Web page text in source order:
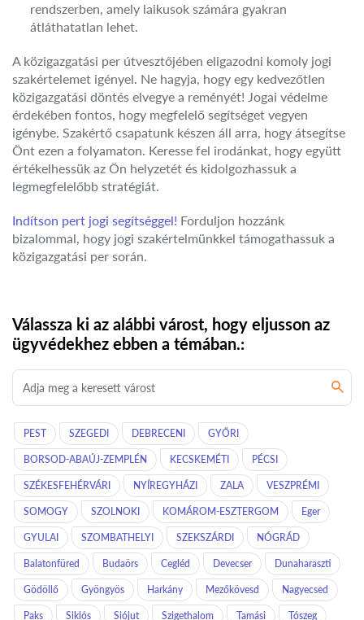
rendszerben, amely laikusok számára gyakran
átláthatatlan lehet.
A közigazgatási per útvesztőjében eligazodni komoly jogi
szakértelemet igényel. Ne hagyja, hogy egy kedvezőtlen
közigazgatási döntés elvegye a reményét! Jogai védelme
érdekében fontos, hogy megfelelő segítséget vegyen
igénybe. Szakértő csapatunk készen áll arra, hogy átsegítse
Önt ezen a folyamaton. Keresse fel irodánkat, hogy együtt
értékelhessük az Ön helyzetét és kidolgozhassuk a
legmegfelelőbb stratégiát.
Indítson pert jogi segítséggel! Forduljon hozzánk
bizalommal, hogy jogi szakértelmünkkel támogathassuk a
közigazgatási per során.
Válassza ki az alábbi várost, hogy eljusson az
ügyvédekhez ebben a témában.:
PEST SZEGEDI DEBRECENI GYŐRI
BORSOD-ABAÚJ-ZEMPLÉN KECSKEMÉTI PÉCSI
SZÉKESFEHÉRVÁRI NYÍREGYHÁZI ZALA VESZPRÉMI
SOMOGY SZOLNOKI KOMÁROM-ESZTERGOM Eger
GYULAI SZOMBATHELYI SZEKSZÁRDI NÓGRÁD
Balatonfüred Budaörs Cegléd Devecser Dunaharaszti
Gödöllő Gyöngyös Harkány Mezőkövesd Nagyecsed
Paks Siklós Siójut Szigethalom Tamási Tószeg